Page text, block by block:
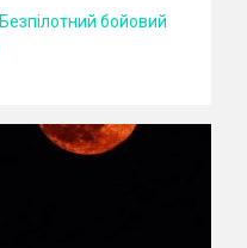
Безпілотний бойовий